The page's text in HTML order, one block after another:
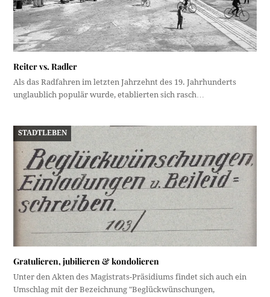
Reiter vs. Radler
Als das Radfahren im letzten Jahrzehnt des 19. Jahrhunderts
unglaublich populär wurde, etablierten sich rasch…
STADTLEBEN
Gratulieren, jubilieren & kondolieren
Unter den Akten des Magistrats-Präsidiums findet sich auch ein
Umschlag mit der Bezeichnung "Beglückwünschungen,